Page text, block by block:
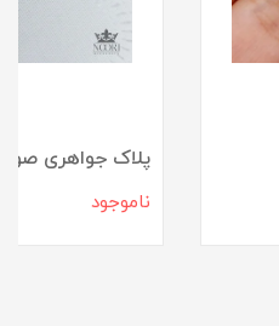
پلاک جواهری
ناموجود